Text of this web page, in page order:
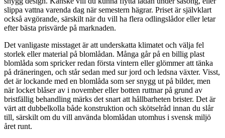
slippa vattna varenda dag när semestern hägrar. Priset är självklart
också avgörande, särskilt när du vill ha flera odlingslådor eller letar
efter bästa prisvärde på marknaden.
Det vanligaste misstaget är att underskatta klimatet och välja fel
storlek eller material på blomlådan. Många går på en billig plast
blomlåda som spricker redan första vintern eller glömmer att tänka
på dräneringen, och står sedan med sur jord och ledsna växter. Visst,
det är lockande med en blomlåda som ser snygg ut på bilder, men
när locket blåser av i november eller botten ruttnar på grund av
bristfällig behandling märks det snart att hållbarheten brister. Det är
värt att dubbelkolla både konstruktion och skötselråd innan du slår
till, särskilt om du vill använda blomlådan utomhus i svensk miljö
året runt.